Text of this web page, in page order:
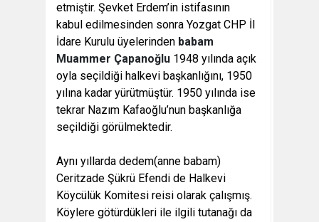
etmiştir. Şevket Erdem’in istifasının
kabul edilmesinden sonra Yozgat CHP İl
İdare Kurulu üyelerinden babam
Muammer Çapanoğlu 1948 yılında açık
oyla seçildiği halkevi başkanlığını, 1950
yılına kadar yürütmüştür. 1950 yılında ise
tekrar Nazım Kafaoğlu’nun başkanlığa
seçildiği görülmektedir.
Aynı yıllarda dedem(anne babam)
Ceritzade Şükrü Efendi de Halkevi
Köycülük Komitesi reisi olarak çalışmış.
Köylere götürdükleri ile ilgili tutanağı da